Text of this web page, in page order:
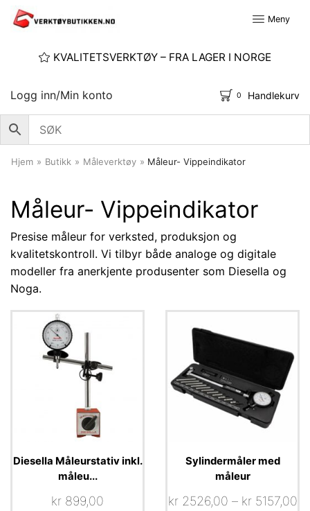
Meny
KVALITETSVERKTØY – FRA LAGER I NORGE
Logg inn/Min konto 0 Handlekurv
Hjem » Butikk » Måleverktøy » Måleur- Vippeindikator
Måleur- Vippeindikator
Presise måleur for verksted, produksjon og
kvalitetskontroll. Vi tilbyr både analoge og digitale
modeller fra anerkjente produsenter som Diesella og
Noga.
Diesella Måleurstativ inkl.
måleu...
kr 899,00
Sylindermåler med
måleur
kr2526,00 – kr5157,00